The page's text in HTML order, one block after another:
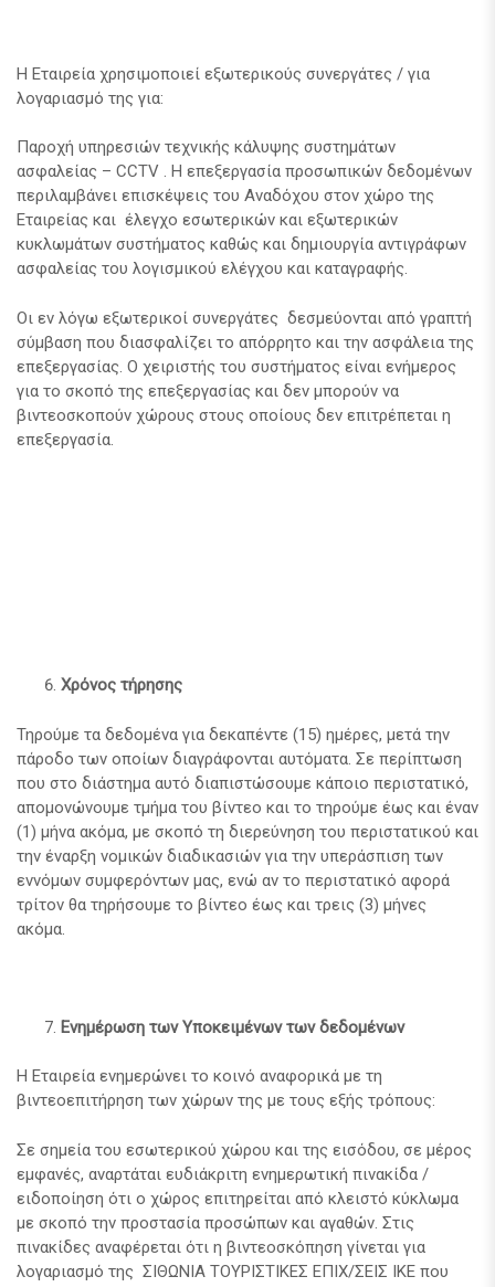
Η Εταιρεία χρησιμοποιεί εξωτερικούς συνεργάτες / για
λογαριασμό της για:
Παροχή υπηρεσιών τεχνικής κάλυψης συστημάτων
ασφαλείας – CCTV . H επεξεργασία προσωπικών δεδομένων
περιλαμβάνει επισκέψεις του Αναδόχου στον χώρο της
Εταιρείας και έλεγχο εσωτερικών και εξωτερικών
κυκλωμάτων συστήματος καθώς και δημιουργία αντιγράφων
ασφαλείας του λογισμικού ελέγχου και καταγραφής.
Οι εν λόγω εξωτερικοί συνεργάτες δεσμεύονται από γραπτή
σύμβαση που διασφαλίζει το απόρρητο και την ασφάλεια της
επεξεργασίας. Ο χειριστής του συστήματος είναι ενήμερος
για το σκοπό της επεξεργασίας και δεν μπορούν να
βιντεοσκοπούν χώρους στους οποίους δεν επιτρέπεται η
επεξεργασία.
Χρόνος τήρησης
Τηρούμε τα δεδομένα για δεκαπέντε (15) ημέρες, μετά την
πάροδο των οποίων διαγράφονται αυτόματα. Σε περίπτωση
που στο διάστημα αυτό διαπιστώσουμε κάποιο περιστατικό,
απομονώνουμε τμήμα του βίντεο και το τηρούμε έως και έναν
(1) μήνα ακόμα, με σκοπό τη διερεύνηση του περιστατικού και
την έναρξη νομικών διαδικασιών για την υπεράσπιση των
εννόμων συμφερόντων μας, ενώ αν το περιστατικό αφορά
τρίτον θα τηρήσουμε το βίντεο έως και τρεις (3) μήνες
ακόμα.
Ενημέρωση των Υποκειμένων των δεδομένων
Η Εταιρεία ενημερώνει το κοινό αναφορικά με τη
βιντεοεπιτήρηση των χώρων της με τους εξής τρόπους:
Σε σημεία του εσωτερικού χώρου και της εισόδου, σε μέρος
εμφανές, αναρτάται ευδιάκριτη ενημερωτική πινακίδα /
ειδοποίηση ότι ο χώρος επιτηρείται από κλειστό κύκλωμα
με σκοπό την προστασία προσώπων και αγαθών. Στις
πινακίδες αναφέρεται ότι η βιντεοσκόπηση γίνεται για
λογαριασμό της ΣΙΘΩΝΙΑ ΤΟΥΡΙΣΤΙΚΕΣ ΕΠΙΧ/ΣΕΙΣ ΙΚΕ που